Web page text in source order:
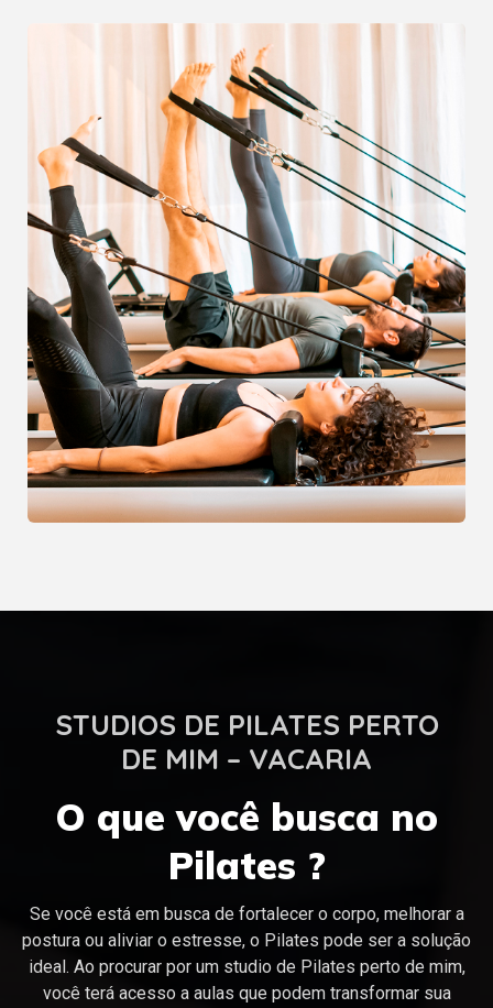
STUDIOS DE PILATES PERTO
DE MIM – VACARIA
O que você busca no
Pilates ?
Se você está em busca de fortalecer o corpo, melhorar a
postura ou aliviar o estresse, o Pilates pode ser a solução
ideal. Ao procurar por um studio de Pilates perto de mim,
você terá acesso a aulas que podem transformar sua